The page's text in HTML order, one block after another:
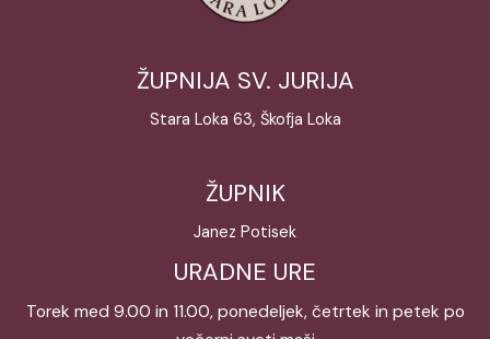
ŽUPNIJA SV. JURIJA
Stara Loka 63, Škofja Loka
ŽUPNIK
Janez Potisek
URADNE URE
Torek med 9.00 in 11.00, ponedeljek, četrtek in petek po